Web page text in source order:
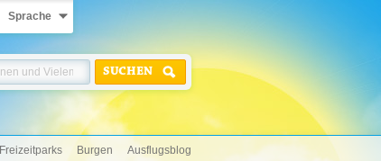
Sprache
SUCHEN
Freizeitparks Burgen Ausflugsblog